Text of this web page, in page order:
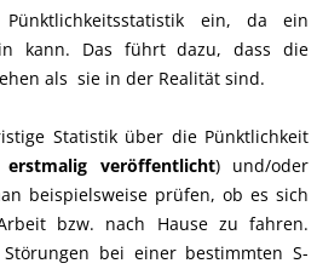
ein, da ein
kann. Das führt dazu, dass die
als sie in der Realität sind.
Statistik über die Pünktlichkeit
erstmalig veröffentlicht) und/oder
beispielsweise prüfen, ob es sich
bzw. nach Hause zu fahren.
bei einer bestimmten S-